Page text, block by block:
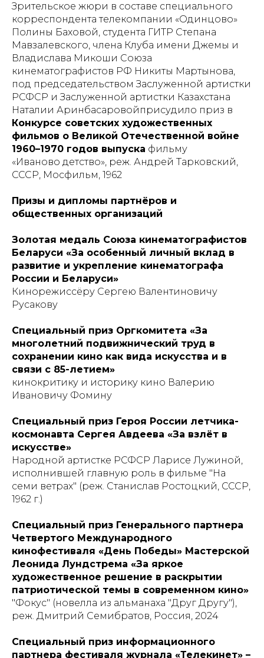
Зрительское жюри в составе специального
корреспондента телекомпании «Одинцово»
Полины Баховой, студента ГИТР Степана
Мавзалевского, члена Клуба имени Джемы и
Владислава Микоши Союза
кинематографистов РФ Никиты Мартынова,
под председательством Заслуженной артистки
РСФСР и Заслуженной артистки Казахстана
Наталии Аринбасаровойприсудило приз в
Конкурсе советских художественных
фильмов о Великой Отечественной войне
1960–1970 годов выпуска фильму
«Иваново детство», реж. Андрей Тарковский,
СССР, Мосфильм, 1962
Призы и дипломы партнёров и
общественных организаций
Золотая медаль Союза кинематографистов
Беларуси «За особенный личный вклад в
развитие и укрепление кинематографа
России и Беларуси»
Кинорежиссёру Сергею Валентиновичу
Русакову
Специальный приз Оргкомитета «За
многолетний подвижнический труд в
сохранении кино как вида искусства и в
связи с 85-летием»
кинокритику и историку кино Валерию
Ивановичу Фомину
Специальный приз Героя России летчика-
космонавта Сергея Авдеева «За взлёт в
искусстве»
Народной артистке РСФСР Ларисе Лужиной,
исполнившей главную роль в фильме "На
семи ветрах" (реж. Станислав Ростоцкий, СССР,
1962 г.)
Специальный приз Генерального партнера
Четвертого Международного
кинофестиваля «День Победы» Мастерской
Леонида Лундстрема «За яркое
художественное решение в раскрытии
патриотической темы в современном кино»
"Фокус" (новелла из альманаха "Друг Другу"),
реж. Дмитрий Семибратов, Россия, 2024
Специальный приз информационного
партнера фестиваля журнала «Телекинет» –